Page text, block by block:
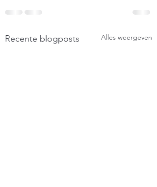
Recente blogposts Alles weergeven